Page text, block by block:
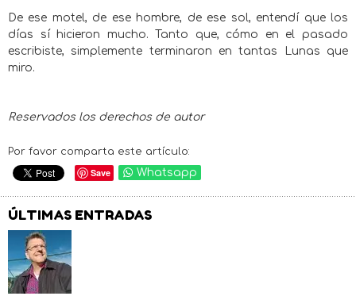
De ese motel, de ese hombre, de ese sol, entendí que los
días sí hicieron mucho. Tanto que, cómo en el pasado
escribiste, simplemente terminaron en tantas Lunas que
miro.
Reservados los derechos de autor
Por favor comparta este artículo:
Save Whatsapp
ÚLTIMAS ENTRADAS